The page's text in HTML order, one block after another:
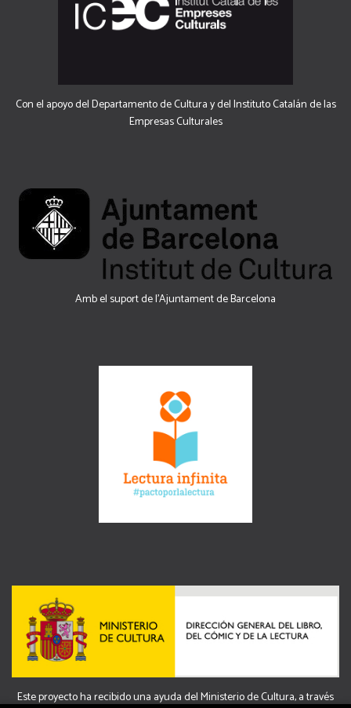
Con el apoyo del Departamento de Cultura y del Instituto Catalán de las
Empresas Culturales
Amb el suport de l’Ajuntament de Barcelona
Este proyecto ha recibido una ayuda del Ministerio de Cultura, a través